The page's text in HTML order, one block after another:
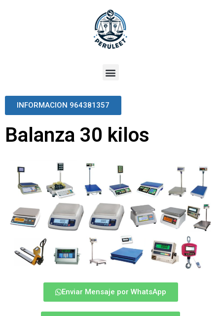
INFORMACION 964381357
Balanza 30 kilos
Enviar Mensaje por WhatsApp